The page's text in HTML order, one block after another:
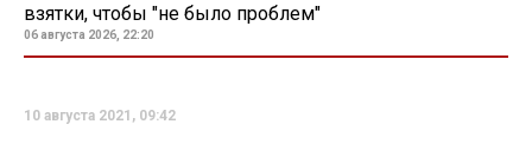
взятки, чтобы "не было проблем"
06 августа 2026, 22:20
10 августа 2021, 09:42